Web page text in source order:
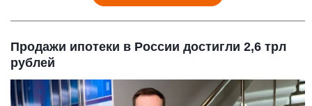
Продажи ипотеки в России достигли 2,6 трл
рублей